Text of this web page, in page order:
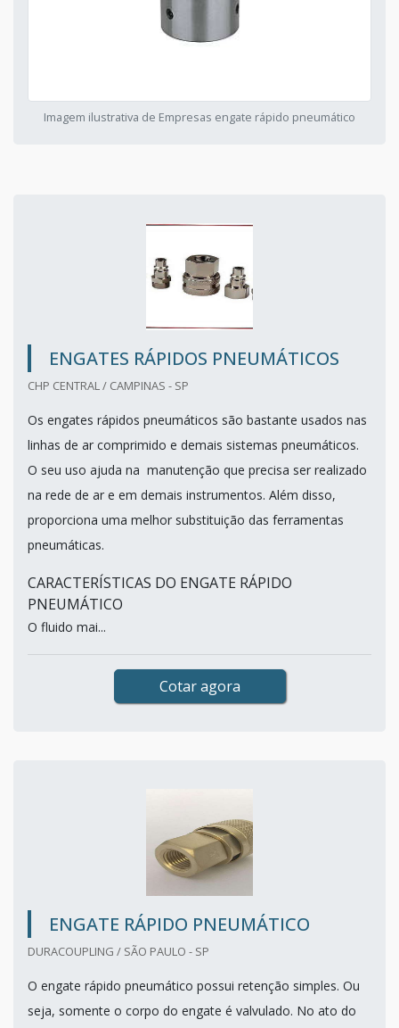
Imagem ilustrativa de Empresas engate rápido pneumático
ENGATES RÁPIDOS PNEUMÁTICOS
CHP CENTRAL / CAMPINAS - SP
Os engates rápidos pneumáticos são bastante usados nas
linhas de ar comprimido e demais sistemas pneumáticos.
O seu uso ajuda na manutenção que precisa ser realizado
na rede de ar e em demais instrumentos. Além disso,
proporciona uma melhor substituição das ferramentas
pneumáticas.
CARACTERÍSTICAS DO ENGATE RÁPIDO
PNEUMÁTICO
O fluido mai...
Cotar agora
ENGATE RÁPIDO PNEUMÁTICO
DURACOUPLING / SÃO PAULO - SP
O engate rápido pneumático possui retenção simples. Ou
seja, somente o corpo do engate é valvulado. No ato do